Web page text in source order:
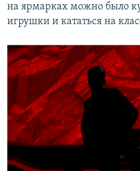
на ярмарках можно было
игрушки и кататься на